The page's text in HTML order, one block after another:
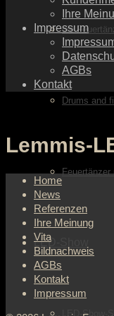
die
Drums and
Feuertänzer
LED-Show
LED-Show-
Ihre
Impressum
AGBs
Kontakt
Lemmis-
Home
News
Referenzen
Ihre Meinung
Vita
Bildnachweis
AGBs
Kontakt
Impressum